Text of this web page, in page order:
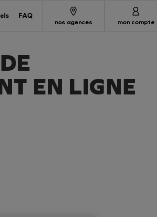
FAQ
nos agences mon compte
EN LIGNE